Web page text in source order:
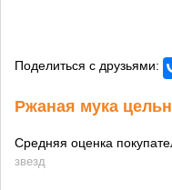
Поделиться с друзьями:
Ржаная мука
Средняя оценка
звезд